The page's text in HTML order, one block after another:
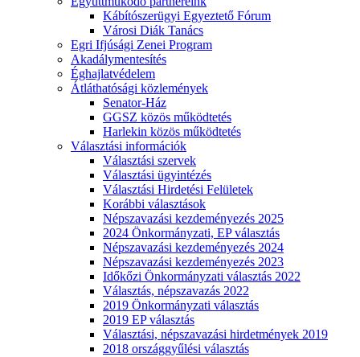
Kábítószerügyi Egyeztető Fórum
Városi Diák Tanács
Egri Ifjúsági Zenei Program
Akadálymentesítés
Éghajlatvédelem
Átláthatósági közlemények
Senator-Ház
GGSZ közös működtetés
Harlekin közös működtetés
Választási információk
Választási szervek
Választási ügyintézés
Választási Hirdetési Felületek
Korábbi választások
Népszavazási kezdeményezés 2025
2024 Önkormányzati, EP választás
Népszavazási kezdeményezés 2024
Népszavazási kezdeményezés 2023
Időkőzi Önkormányzati választás 2022
Választás, népszavazás 2022
2019 Önkormányzati választás
2019 EP választás
Választási, népszavazási hirdetmények 2019
2018 országgyűlési választás